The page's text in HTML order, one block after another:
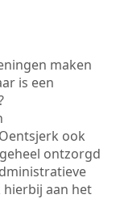
maken
is een
ook
ontzorgd
aan het